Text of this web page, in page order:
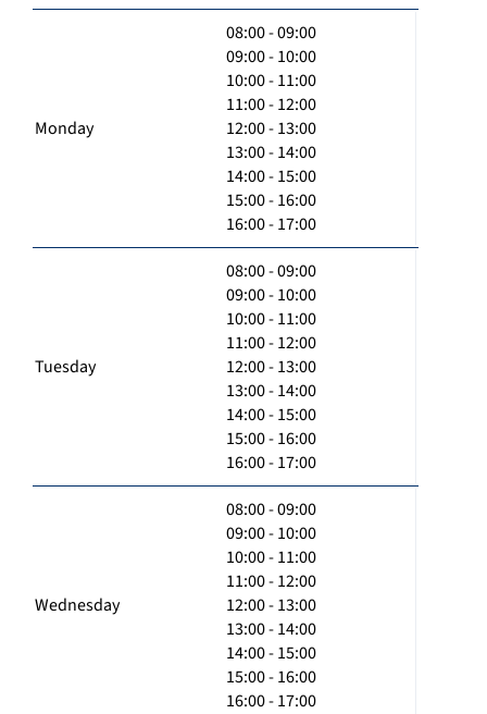
Monday
08:00 - 09:00
09:00 - 10:00
10:00 - 11:00
11:00 - 12:00
12:00 - 13:00
13:00 - 14:00
14:00 - 15:00
15:00 - 16:00
16:00 - 17:00
Tuesday
08:00 - 09:00
09:00 - 10:00
10:00 - 11:00
11:00 - 12:00
12:00 - 13:00
13:00 - 14:00
14:00 - 15:00
15:00 - 16:00
16:00 - 17:00
Wednesday
08:00 - 09:00
09:00 - 10:00
10:00 - 11:00
11:00 - 12:00
12:00 - 13:00
13:00 - 14:00
14:00 - 15:00
15:00 - 16:00
16:00 - 17:00